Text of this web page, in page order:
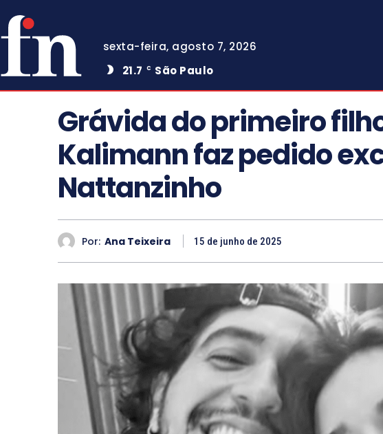
sexta-feira, agosto 7, 2026
21.7
C São Paulo
Grávida do primeiro
Kalimann faz pedido
Nattanzinho
Por: Ana Teixeira 15 de junho de 2025